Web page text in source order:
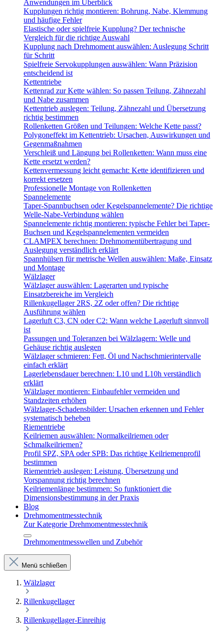
Anwendungen im Überblick
Kupplungen richtig montieren: Bohrung, Nabe, Klemmung
und häufige Fehler
Elastische oder spielfreie Kupplung? Der technische
Vergleich für die richtige Auswahl
Kupplung nach Drehmoment auswählen: Auslegung Schritt
für Schritt
Spielfreie Servokupplungen auswählen: Wann Präzision
entscheidend ist
Kettentriebe
Kettenrad zur Kette wählen: So passen Teilung, Zähnezahl
und Nabe zusammen
Kettentrieb auslegen: Teilung, Zähnezahl und Übersetzung
richtig bestimmen
Rollenketten Größen und Teilungen: Welche Kette passt?
Polygoneffekt im Kettentrieb: Ursachen, Auswirkungen und
Gegenmaßnahmen
Verschleiß und Längung bei Rollenketten: Wann muss eine
Kette ersetzt werden?
Kettenvermessung leicht gemacht: Kette identifizieren und
korrekt ersetzen
Professionelle Montage von Rollenketten
Spannelemente
Taper-Spannbuchsen oder Kegelspannelemente? Die richtige
Welle-Nabe-Verbindung wählen
Spannelemente richtig montieren: typische Fehler bei Taper-
Buchsen und Kegelspannelementen vermeiden
CLAMPEX berechnen: Drehmomentübertragung und
Auslegung verständlich erklärt
Spannhülsen für metrische Wellen auswählen: Maße, Einsatz
und Montage
Wälzlager
Wälzlager auswählen: Lagerarten und typische
Einsatzbereiche im Vergleich
Rillenkugellager 2RS, 2Z oder offen? Die richtige
Ausführung wählen
Lagerluft C3, CN oder C2: Wann welche Lagerluft sinnvoll
ist
Passungen und Toleranzen bei Wälzlagern: Welle und
Gehäuse richtig auslegen
Wälzlager schmieren: Fett, Öl und Nachschmierintervalle
einfach erklärt
Lagerlebensdauer berechnen: L10 und L10h verständlich
erklärt
Wälzlager montieren: Einbaufehler vermeiden und
Standzeiten erhöhen
Wälzlager-Schadensbilder: Ursachen erkennen und Fehler
systematisch beheben
Riementriebe
Keilriemen auswählen: Normalkeilriemen oder
Schmalkeilriemen?
Profil SPZ, SPA oder SPB: Das richtige Keilriemenprofil
bestimmen
Riementrieb auslegen: Leistung, Übersetzung und
Vorspannung richtig berechnen
Keilriemenlänge bestimmen: So funktioniert die
Dimensionsbestimmung in der Praxis
Blog
Drehmomentmesstechnik
Zur Kategorie Drehmomentmesstechnik
Drehmomentmesswellen und Zubehör
Menü schließen
Wälzlager
Rillenkugellager
Rillenkugellager-Einreihig